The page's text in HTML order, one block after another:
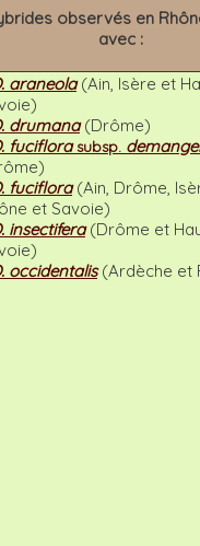
observés en
avec :
araneola(Ain, Isère et
drumana(Drôme)
fuciflorasubsp. demangei
fuciflora(Ain, Drôme,
et Savoie)
insectifera(Drôme et
occidentalis(Ardèche et